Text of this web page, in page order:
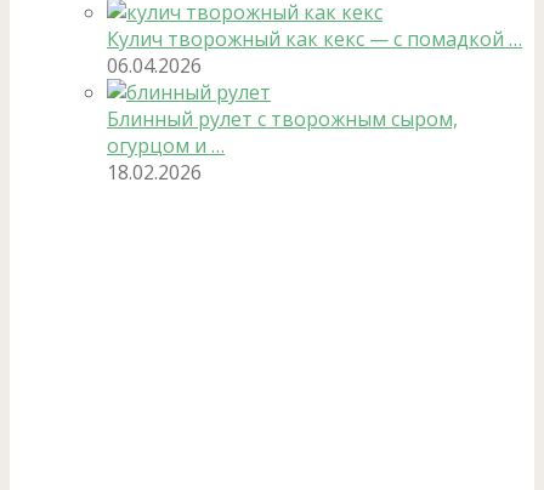
Кулич творожный как кекс — с помадкой …
06.04.2026
Блинный рулет с творожным сыром,
огурцом и …
18.02.2026